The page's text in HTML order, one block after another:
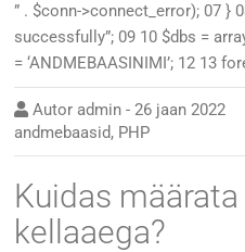
” . $conn->connect_error); 07 }
successfully”; 09 10 $dbs =
= ‘ANDMEBAASINIMI’; 12 13
Autor admin -26 jaan 2022
andmebaasid, PHP
Kuidas määrata
kellaaega?